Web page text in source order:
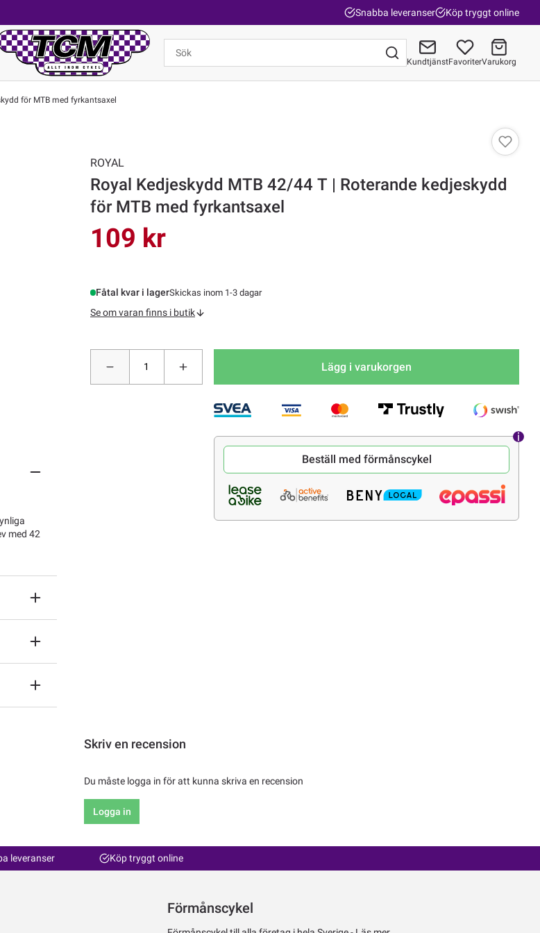
Snabba leveranser Köp tryggt online
KundtjänstFavoriterVarukorg
för MTB med fyrkantsaxel
med 42
ROYAL
Royal Kedjeskydd MTB 42/44 T | Roterande kedjeskydd
för MTB med fyrkantsaxel
109 kr
Fåtal kvar i lagerSkickas inom 1-3 dagar
Se om varan finns i butik
Lägg i varukorgen
Beställ med förmånscykel
Skriv en recension
Du måste logga in för att kunna skriva en recension
Logga in
leveranser Köp tryggt online
Förmånscykel